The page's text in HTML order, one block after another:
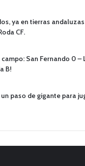
ya en tierras
CF.
San Fernando 0 –
B!
paso de gigante para